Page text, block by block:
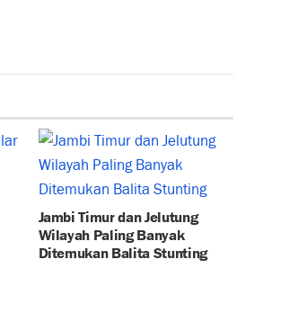
Jambi Timur dan Jelutung
Wilayah Paling Banyak
Ditemukan Balita Stunting